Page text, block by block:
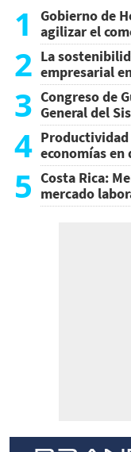
1
Gobierno de
agilizar el
2 La
empresarial
3 Congreso de
General del
4 Productividad
economías
5 Costa Rica:
mercado